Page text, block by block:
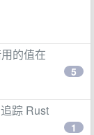
的值在
5
踪 Rust
1